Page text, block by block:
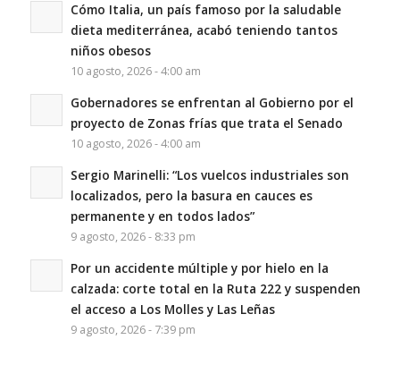
Cómo Italia, un país famoso por la saludable
dieta mediterránea, acabó teniendo tantos
niños obesos
10 agosto, 2026 - 4:00 am
Gobernadores se enfrentan al Gobierno por el
proyecto de Zonas frías que trata el Senado
10 agosto, 2026 - 4:00 am
Sergio Marinelli: “Los vuelcos industriales son
localizados, pero la basura en cauces es
permanente y en todos lados”
9 agosto, 2026 - 8:33 pm
Por un accidente múltiple y por hielo en la
calzada: corte total en la Ruta 222 y suspenden
el acceso a Los Molles y Las Leñas
9 agosto, 2026 - 7:39 pm